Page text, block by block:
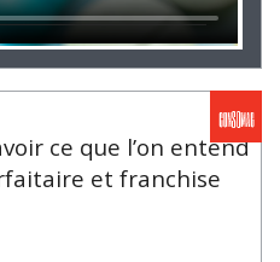
ce que l’on entend
et franchise